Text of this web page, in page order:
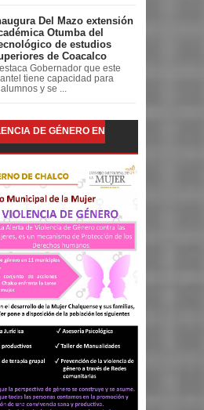
Del Mazo extensión
Otumba del
de estudios
de Coacalco
Gobernador que este
tiene capacidad para
y se ...
DE GÉNERO EN